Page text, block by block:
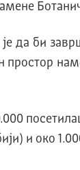
да би
простор
и око